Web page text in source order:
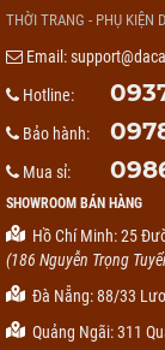
THỜI TRANG - PHỤ KIỆN
Email:
Hotline:
Bảo hành:
Mua sỉ:
SHOWROOM BÁN HÀNG
Hồ Chí Minh: 25
(186 Nguyễn Trọng
Đà Nẵng: 88/33
Quảng Ngãi: 311